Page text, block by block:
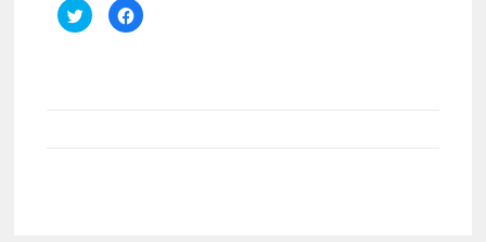
Cliquez
pour
partager
Cliquez
pour